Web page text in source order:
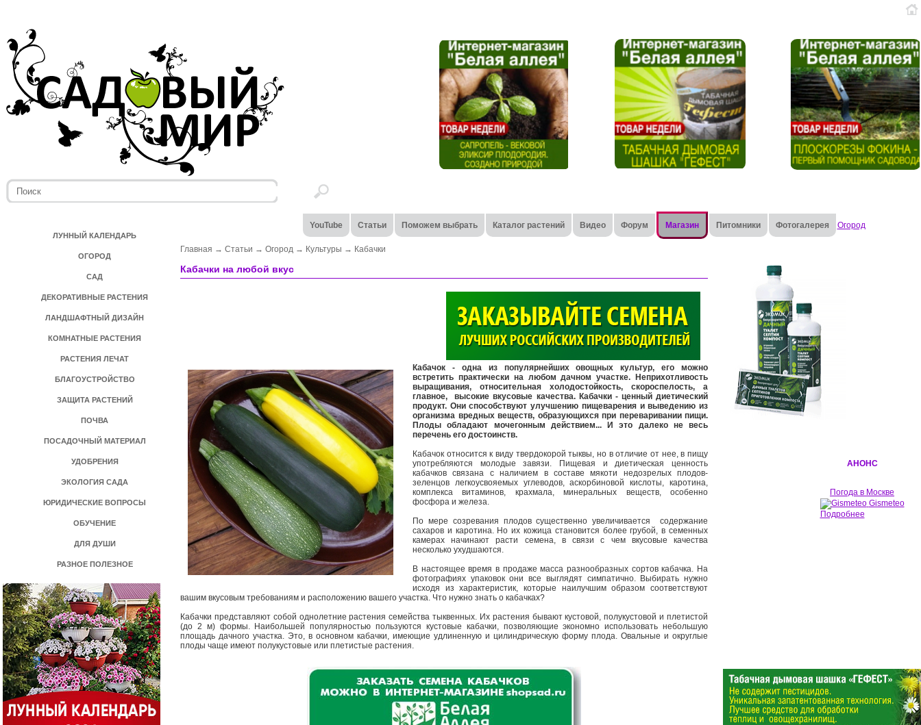
ЛУННЫЙ КАЛЕНДАРЬ
ОГОРОД
САД
ДЕКОРАТИВНЫЕ РАСТЕНИЯ
ЛАНДШАФТНЫЙ ДИЗАЙН
КОМНАТНЫЕ РАСТЕНИЯ
РАСТЕНИЯ ЛЕЧАТ
БЛАГОУСТРОЙСТВО
ЗАЩИТА РАСТЕНИЙ
ПОЧВА
ПОСАДОЧНЫЙ МАТЕРИАЛ
УДОБРЕНИЯ
ЭКОЛОГИЯ САДА
ЮРИДИЧЕСКИЕ ВОПРОСЫ
ОБУЧЕНИЕ
ДЛЯ ДУШИ
РАЗНОЕ ПОЛЕЗНОЕ
YouTube Статьи Поможем выбрать Каталог растений Видео Форум Магазин Питомники Фотогалерея Огород
Главная → Статьи → Огород → Культуры → Кабачки
Кабачки на любой вкус
Кабачок - одна из популярнейших овощных культур, его можно
встретить практически на любом дачном участке. Неприхотливость
выращивания, относительная холодостойкость, скороспелость, а
главное, высокие вкусовые качества. Кабачки - ценный диетический
продукт. Они способствуют улучшению пищеварения и выведению из
организма вредных веществ, образующихся при переваривании пищи.
Плоды обладают мочегонным действием... И это далеко не весь
перечень его достоинств.
Кабачок относится к виду твердокорой тыквы, но в отличие от нее, в пищу
употребляются молодые завязи. Пищевая и диетическая ценность
кабачков связана с наличием в составе мякоти недозрелых плодов-
зеленцов легкоусвояемых углеводов, аскорбиновой кислоты, каротина,
комплекса витаминов, крахмала, минеральных веществ, особенно
фосфора и железа.
По мере созревания плодов существенно увеличивается содержание
сахаров и каротина. Но их кожица становится более грубой, в семенных
камерах начинают расти семена, в связи с чем вкусовые качества
несколько ухудшаются.
В настоящее время в продаже масса разнообразных сортов кабачка. На
фотографиях упаковок они все выглядят симпатично. Выбирать нужно
исходя из характеристик, которые наилучшим образом соответствуют
вашим вкусовым требованиям и расположению вашего участка. Что нужно знать о кабачках?
Кабачки представляют собой однолетние растения семейства тыквенных. Их растения бывают кустовой, полукустовой и плетистой
(до 2 м) формы. Наибольшей популярностью пользуются кустовые кабачки, позволяющие экономно использовать небольшую
площадь дачного участка. Это, в основном кабачки, имеющие удлиненную и цилиндрическую форму плода. Овальные и округлые
плоды чаще имеют полукустовые или плетистые растения.
АНОНС
Погода в Москве
Gismeteo
Подробнее